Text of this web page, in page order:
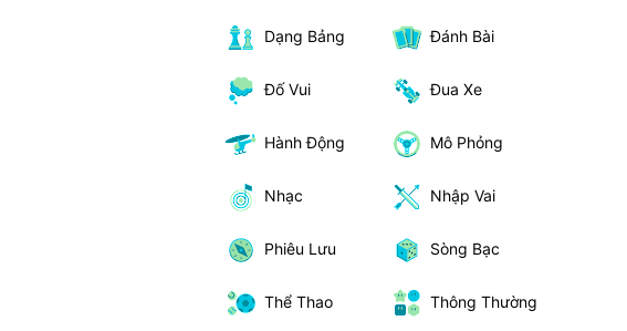
Dạng Bảng Đánh Bài
Đố Vui Đua Xe
Hành Động Mô Phỏng
Nhạc Nhập Vai
Phiêu Lưu Sòng Bạc
Thể Thao Thông Thường